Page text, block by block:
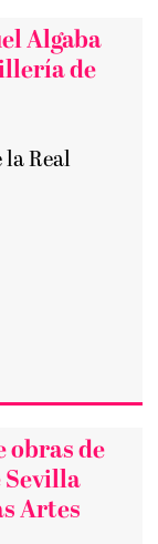
Algaba
de
Real
obras de
Sevilla
Artes